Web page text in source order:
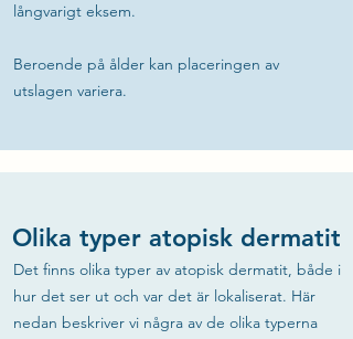
långvarigt eksem.
Beroende på ålder kan placeringen av
utslagen variera.
Olika typer atopisk dermatit
Det finns olika typer av atopisk dermatit, både i
hur det ser ut och var det är lokaliserat. Här
nedan beskriver vi några av de olika typerna